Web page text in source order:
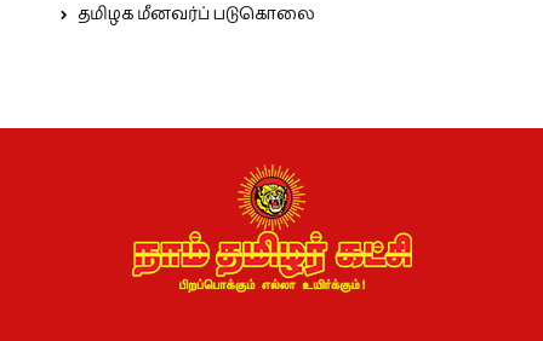
தமிழக மீனவர்ப் படுகொலை